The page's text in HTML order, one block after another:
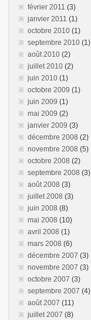
février 2011 (3)
janvier 2011 (1)
octobre 2010 (1)
septembre 2010 (1)
août 2010 (2)
juillet 2010 (2)
juin 2010 (1)
octobre 2009 (1)
juin 2009 (1)
mai 2009 (2)
janvier 2009 (3)
décembre 2008 (2)
novembre 2008 (5)
octobre 2008 (2)
septembre 2008 (3)
août 2008 (3)
juillet 2008 (3)
juin 2008 (8)
mai 2008 (10)
avril 2008 (1)
mars 2008 (6)
décembre 2007 (3)
novembre 2007 (3)
octobre 2007 (3)
septembre 2007 (4)
août 2007 (11)
juillet 2007 (8)